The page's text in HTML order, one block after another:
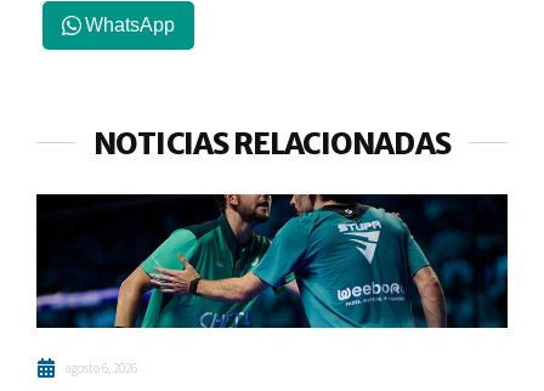
WhatsApp
NOTICIAS RELACIONADAS
agosto 6, 2026